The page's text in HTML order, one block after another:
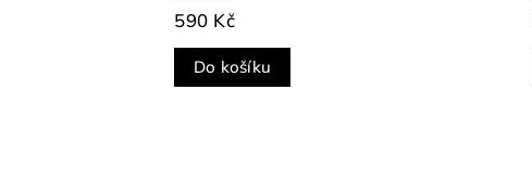
590 Kč
Do košíku